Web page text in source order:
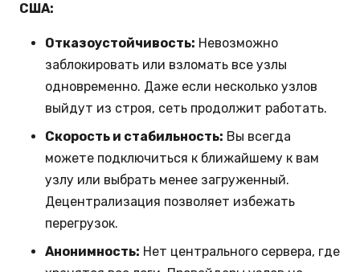
США:
Отказоустойчивость: Невозможно
заблокировать или взломать все узлы
одновременно. Даже если несколько узлов
выйдут из строя, сеть продолжит работать.
Скорость и стабильность: Вы всегда
можете подключиться к ближайшему к вам
узлу или выбрать менее загруженный.
Децентрализация позволяет избежать
перегрузок.
Анонимность: Нет центрального сервера, где